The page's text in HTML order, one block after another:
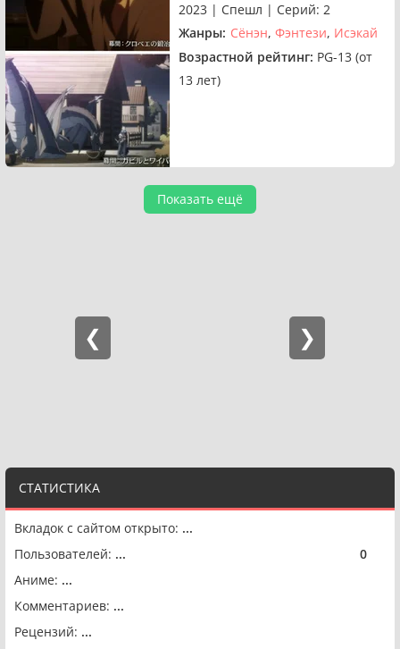
2023 | Спешл | Серий: 2
Жанры: Сёнэн Фэнтези Исэкай
Возрастной рейтинг: PG-13 (от
13 лет)
Показать ещё
СТАТИСТИКА
Вкладок с сайтом открыто: ...
Пользователей: ... 0
Аниме: ...
Комментариев: ...
Рецензий: ...